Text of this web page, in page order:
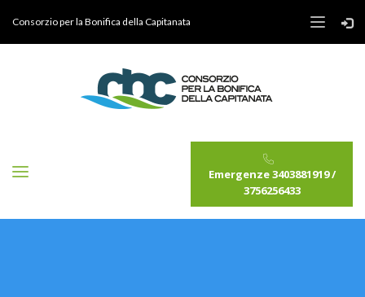
Consorzio per la Bonifica della Capitanata
Emergenze 3403881919 /
3756256433